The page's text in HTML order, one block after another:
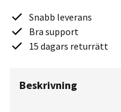
Snabb leverans
Bra support
15 dagars returrätt
Beskrivning